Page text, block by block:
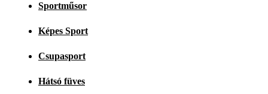
Sportműsor
Képes Sport
Csupasport
Hátsó füves